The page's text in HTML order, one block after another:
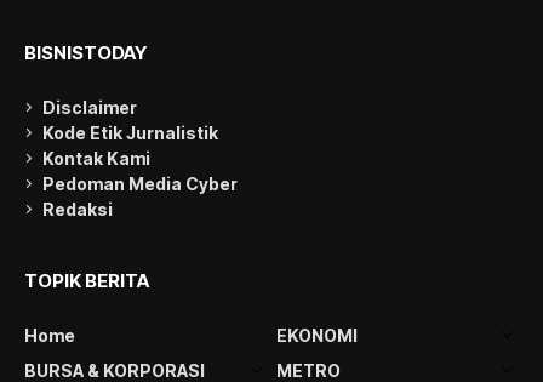
BISNISTODAY
Disclaimer
Kode Etik Jurnalistik
Kontak Kami
Pedoman Media Cyber
Redaksi
TOPIK BERITA
Home
EKONOMI
BURSA & KORPORASI
METRO